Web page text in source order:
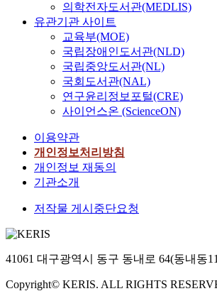
의학전자도서관(MEDLIS)
유관기관 사이트
교육부(MOE)
국립장애인도서관(NLD)
국립중앙도서관(NL)
국회도서관(NAL)
연구윤리정보포털(CRE)
사이언스온 (ScienceON)
이용약관
개인정보처리방침
개인정보 재동의
기관소개
저작물 게시중단요청
41061 대구광역시 동구 동내로 64(동내동
Copyright© KERIS. ALL RIGHTS